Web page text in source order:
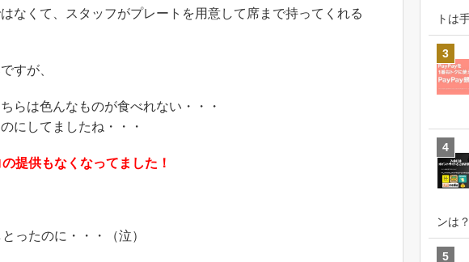
なくて、スタッフがプレートを用意して席まで持ってくれる
すが、
らは色んなものが食べれない・・・
にしてましたね・・・
提供もなくなってました！
ったのに・・・（泣）
トは
ンは